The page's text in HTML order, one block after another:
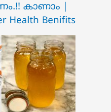
കാണാം |
Health Benifits